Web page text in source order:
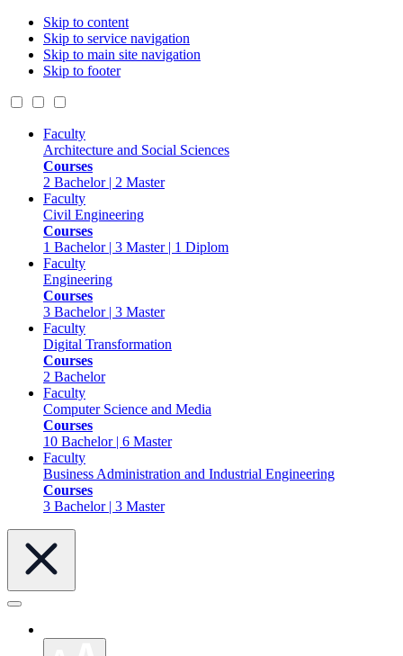
Skip to content
Skip to service navigation
Skip to main site navigation
Skip to footer
Faculty
Architecture and Social Sciences
Courses
2 Bachelor | 2 Master
Faculty
Civil Engineering
Courses
1 Bachelor | 3 Master | 1 Diplom
Faculty
Engineering
Courses
3 Bachelor | 3 Master
Faculty
Digital Transformation
Courses
2 Bachelor
Faculty
Computer Science and Media
Courses
10 Bachelor | 6 Master
Faculty
Business Administration and Industrial Engineering
Courses
3 Bachelor | 3 Master